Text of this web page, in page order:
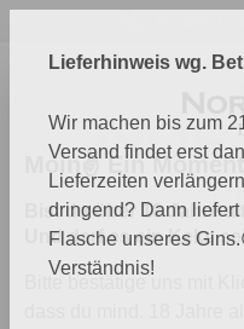
Moin✌️ Ein
Bist du über 18 Jahre
Und darf es ein Keks
Lieferhinweis wg.
Wir machen bis zum
Versand findet erst
Lieferzeiten
dringend? Dann
Flasche unseres
Verständnis!